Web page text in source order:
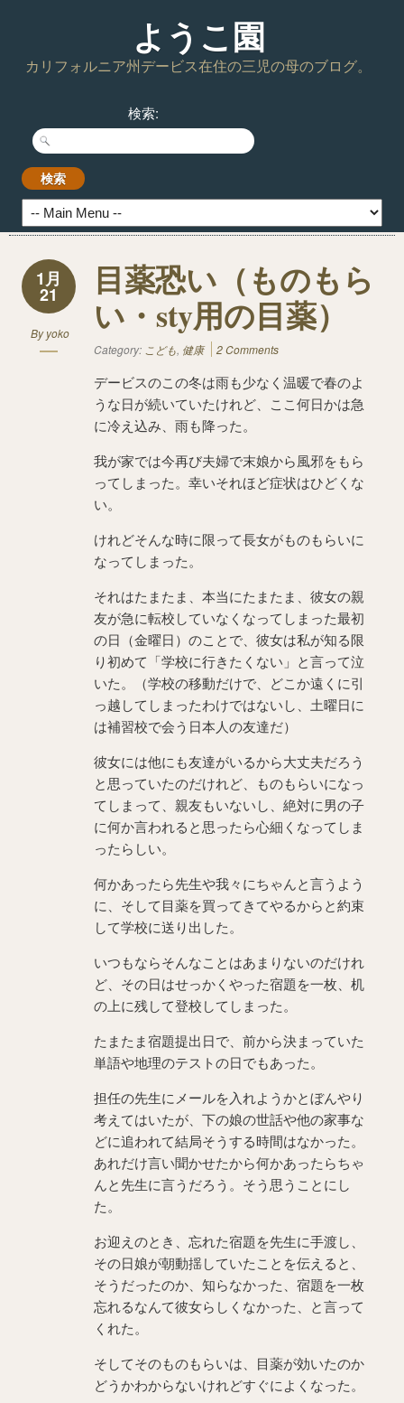
ようこ園
カリフォルニア州デービス在住の三児の母のブログ。
検索:
1月
21
Byyoko
目薬恐い（ものもら
い・sty用の目薬）
Category: こども, 健康 2 Comments
デービスのこの冬は雨も少なく温暖で春のよ
うな日が続いていたけれど、ここ何日かは急
に冷え込み、雨も降った。
我が家では今再び夫婦で末娘から風邪をもら
ってしまった。幸いそれほど症状はひどくな
い。
けれどそんな時に限って長女がものもらいに
なってしまった。
それはたまたま、本当にたまたま、彼女の親
友が急に転校していなくなってしまった最初
の日（金曜日）のことで、彼女は私が知る限
り初めて「学校に行きたくない」と言って泣
いた。（学校の移動だけで、どこか遠くに引
っ越してしまったわけではないし、土曜日に
は補習校で会う日本人の友達だ）
彼女には他にも友達がいるから大丈夫だろう
と思っていたのだけれど、ものもらいになっ
てしまって、親友もいないし、絶対に男の子
に何か言われると思ったら心細くなってしま
ったらしい。
何かあったら先生や我々にちゃんと言うよう
に、そして目薬を買ってきてやるからと約束
して学校に送り出した。
いつもならそんなことはあまりないのだけれ
ど、その日はせっかくやった宿題を一枚、机
の上に残して登校してしまった。
たまたま宿題提出日で、前から決まっていた
単語や地理のテストの日でもあった。
担任の先生にメールを入れようかとぼんやり
考えてはいたが、下の娘の世話や他の家事な
どに追われて結局そうする時間はなかった。
あれだけ言い聞かせたから何かあったらちゃ
んと先生に言うだろう。そう思うことにし
た。
お迎えのとき、忘れた宿題を先生に手渡し、
その日娘が朝動揺していたことを伝えると、
そうだったのか、知らなかった、宿題を一枚
忘れるなんて彼女らしくなかった、と言って
くれた。
そしてそのものもらいは、目薬が効いたのか
どうかわからないけれどすぐによくなった。